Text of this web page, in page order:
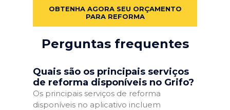
OBTENHA AGORA SEU ORÇAMENTO
PARA REFORMA
Perguntas frequentes
Quais são os principais serviços
de reforma disponíveis no Grifo?
Os principais serviços de reforma
disponíveis no aplicativo incluem